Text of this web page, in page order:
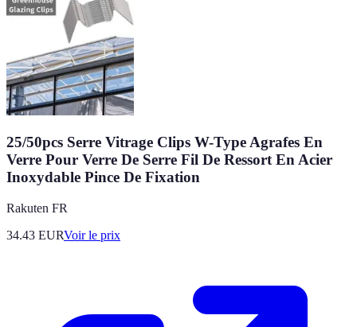
25/50pcs Serre Vitrage Clips W-Type Agrafes En
Verre Pour Verre De Serre Fil De Ressort En Acier
Inoxydable Pince De Fixation
Rakuten FR
34.43 EURVoir le prix